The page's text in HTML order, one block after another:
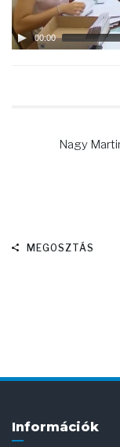
00:00
Nagy
MEGOSZTÁS
Információk